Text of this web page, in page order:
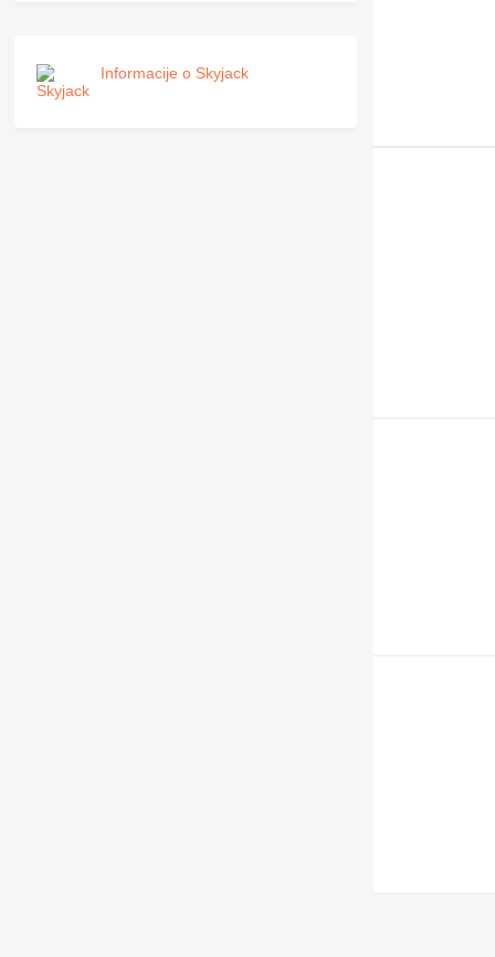
Informacije o Skyjack